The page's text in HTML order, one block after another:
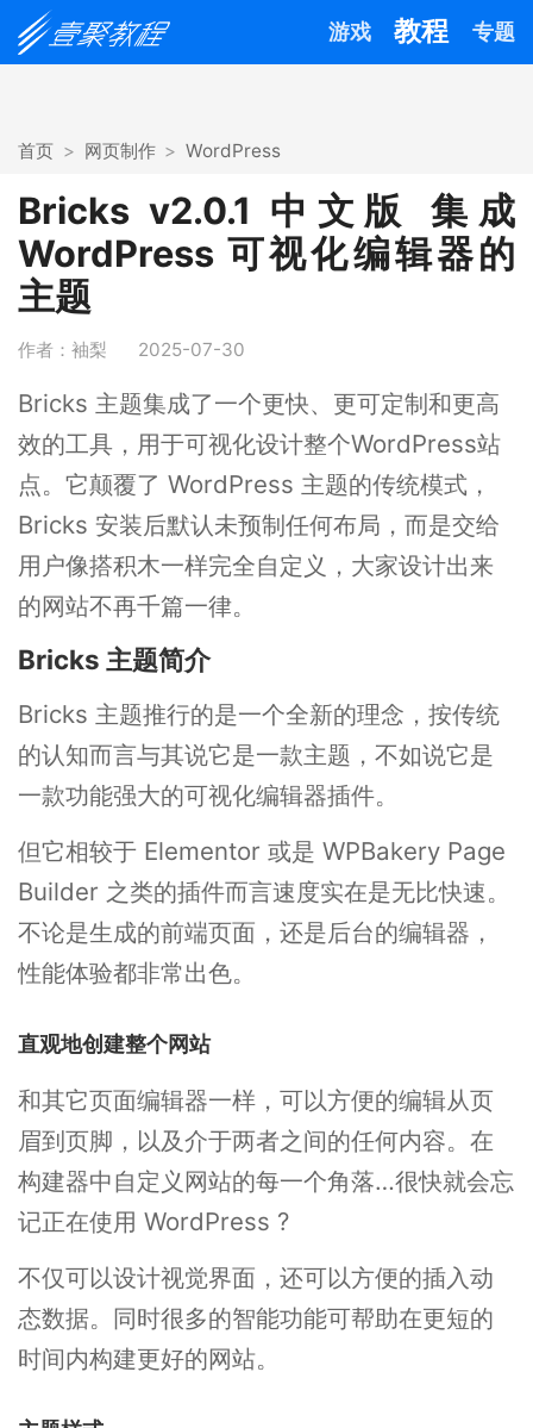
游戏 教程 专题
首页 网页制作 WordPress
Bricks v2.0.1 中文版 集成
WordPress 可视化编辑器的
主题
作者：袖梨 2025-07-30
Bricks 主题集成了一个更快、更可定制和更高
效的工具，用于可视化设计整个WordPress站
点。它颠覆了 WordPress 主题的传统模式，
Bricks 安装后默认未预制任何布局，而是交给
用户像搭积木一样完全自定义，大家设计出来
的网站不再千篇一律。
Bricks 主题简介
Bricks 主题推行的是一个全新的理念，按传统
的认知而言与其说它是一款主题，不如说它是
一款功能强大的可视化编辑器插件。
但它相较于 Elementor 或是 WPBakery Page
Builder 之类的插件而言速度实在是无比快速。
不论是生成的前端页面，还是后台的编辑器，
性能体验都非常出色。
直观地创建整个网站
和其它页面编辑器一样，可以方便的编辑从页
眉到页脚，以及介于两者之间的任何内容。在
构建器中自定义网站的每一个角落…很快就会忘
记正在使用 WordPress ?
不仅可以设计视觉界面，还可以方便的插入动
态数据。同时很多的智能功能可帮助在更短的
时间内构建更好的网站。